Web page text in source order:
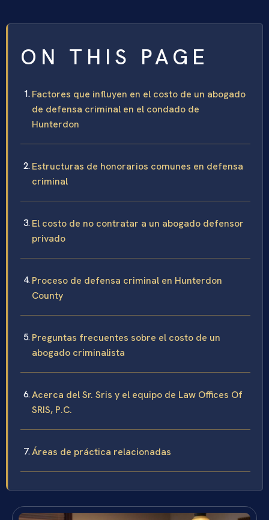
ON THIS PAGE
Factores que influyen en el costo de un abogado
de defensa criminal en el condado de
Hunterdon
Estructuras de honorarios comunes en defensa
criminal
El costo de no contratar a un abogado defensor
privado
Proceso de defensa criminal en Hunterdon
County
Preguntas frecuentes sobre el costo de un
abogado criminalista
Acerca del Sr. Sris y el equipo de Law Offices Of
SRIS, P.C.
Áreas de práctica relacionadas